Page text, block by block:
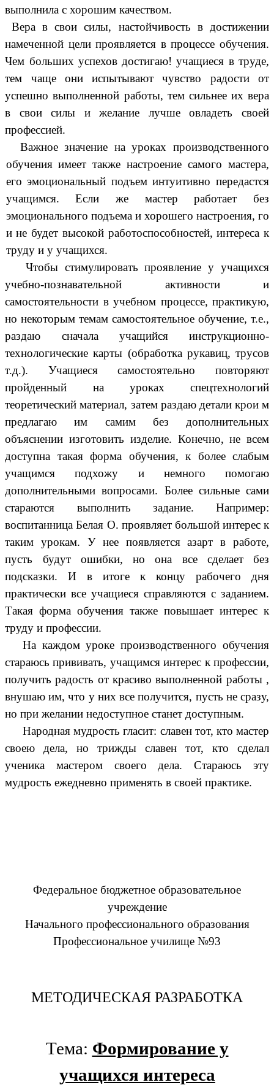
выполнила с хорошим качеством.
Вера в свои силы, настойчивость в достижении
намеченной цели проявляется в процессе обучения.
Чем больших успехов достигаю! учащиеся в труде,
тем чаще они испытывают чувство радости от
успешно выполненной работы, тем сильнее их вера
в свои силы и желание лучше овладеть своей
профессией.
Важное значение на уроках производственного
обучения имеет также настроение самого мастера,
его эмоциональный подъем интуитивно передастся
учащимся. Если же мастер работает без
эмоционального подъема и хорошего настроения, го
и не будет высокой работоспособностей, интереса к
труду и у учащихся.
Чтобы стимулировать проявление у учащихся
учебно-познавательной активности и
самостоятельности в учебном процессе, практикую,
но некоторым темам самостоятельное обучение, т.е.,
раздаю сначала учащийся инструкционно-
технологические карты (обработка рукавиц, трусов
т.д.). Учащиеся самостоятельно повторяют
пройденный на уроках спецтехнологий
теоретический материал, затем раздаю детали крои м
предлагаю им самим без дополнительных
объяснении изготовить изделие. Конечно, не всем
доступна такая форма обучения, к более слабым
учащимся подхожу и немного помогаю
дополнительными вопросами. Более сильные сами
стараются выполнить задание. Например:
воспитанница Белая О. проявляет большой интерес к
таким урокам. У нее появляется азарт в работе,
пусть будут ошибки, но она все сделает без
подсказки. И в итоге к концу рабочего дня
практически все учащиеся справляются с заданием.
Такая форма обучения также повышает интерес к
труду и профессии.
На каждом уроке производственного обучения
стараюсь прививать, учащимся интерес к профессии,
получить радость от красиво выполненной работы ,
внушаю им, что у них все получится, пусть не сразу,
но при желании недоступное станет доступным.
Народная мудрость гласит: славен тот, кто мастер
своею дела, но трижды славен тот, кто сделал
ученика мастером своего дела. Стараюсь эту
мудрость ежедневно применять в своей практике.
Федеральное бюджетное образовательное
учреждение
Начального профессионального образования
Профессиональное училище №93
МЕТОДИЧЕСКАЯ РАЗРАБОТКА
Тема: Формирование у
учащихся интереса